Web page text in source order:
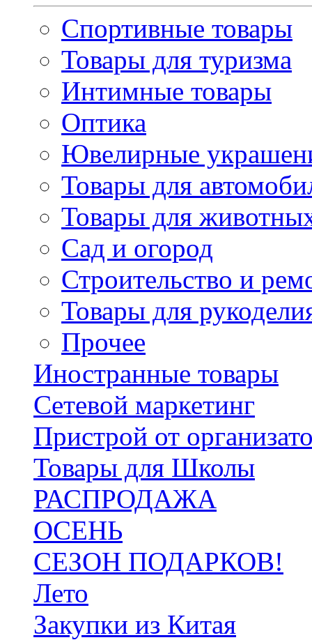
Спортивные товары
Товары для туризма
Интимные товары
Оптика
Ювелирные
Товары для
Товары для
Сад и огород
Строительство и
Товары для
Прочее
Иностранные товары
Сетевой маркетинг
Пристрой от
Товары для Школы
РАСПРОДАЖА
ОСЕНЬ
СЕЗОН ПОДАРКОВ!
Лето
Закупки из Китая